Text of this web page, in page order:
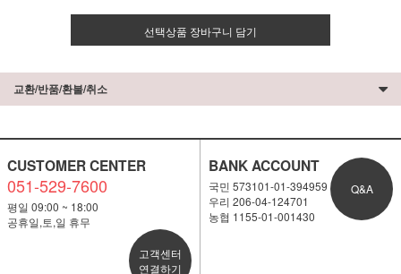
선택상품 장바구니 담기
교환/반품/환불/취소
CUSTOMER CENTER
051-529-7600
평일 09:00 ~ 18:00
공휴일,토,일 휴무
고객센터
연결하기
BANK ACCOUNT
국민 573101-01-394959
우리 206-04-124701
농협 1155-01-001430
Q&A